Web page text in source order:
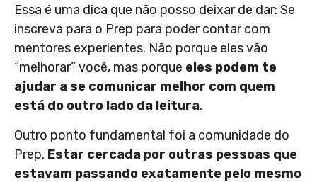
Essa é uma dica que não posso deixar de dar: Se
inscreva para o Prep para poder contar com
mentores experientes. Não porque eles vão
“melhorar” você, mas porque eles podem te
ajudar a se comunicar melhor com quem
está do outro lado da leitura.
Outro ponto fundamental foi a comunidade do
Prep. Estar cercada por outras pessoas que
estavam passando exatamente pelo mesmo